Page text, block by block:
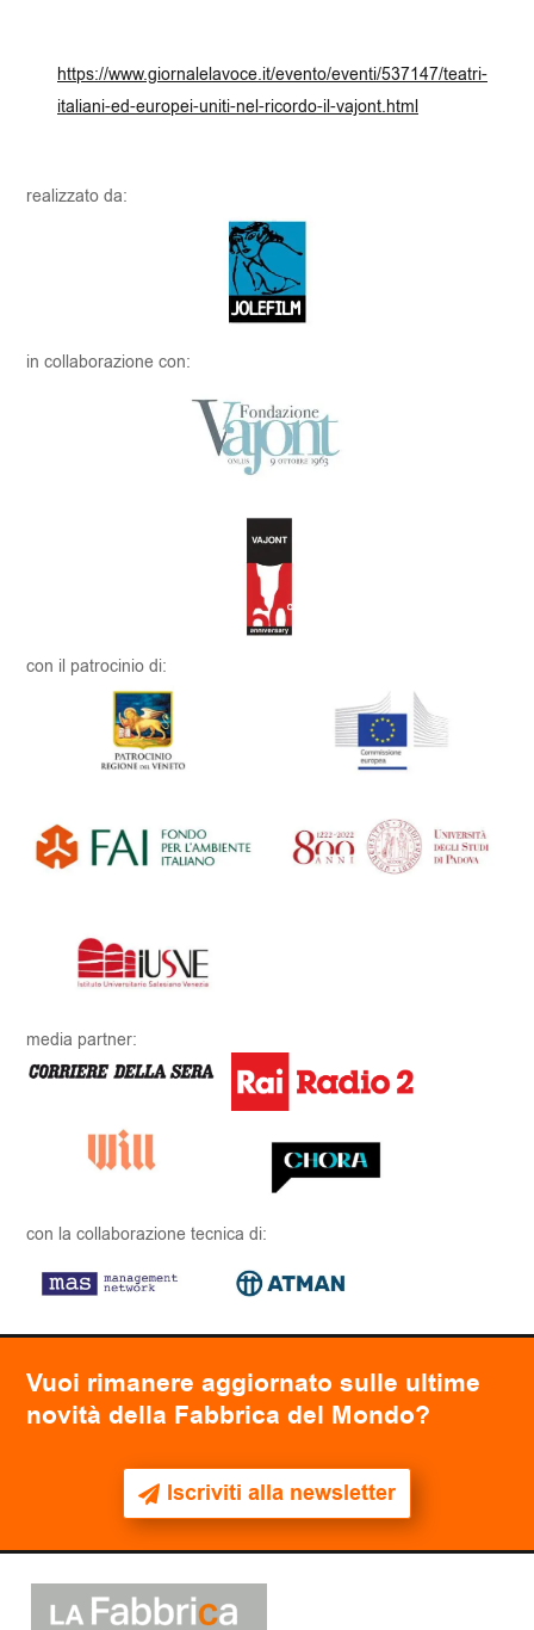
https://www.giornalelavoce.it/evento/eventi/537147/teatri-
italiani-ed-europei-uniti-nel-ricordo-il-vajont.html
realizzato da:
in collaborazione con:
con il patrocinio di:
media partner:
con la collaborazione tecnica di:
Vuoi rimanere aggiornato sulle ultime
novità della Fabbrica del Mondo?
Iscriviti alla newsletter